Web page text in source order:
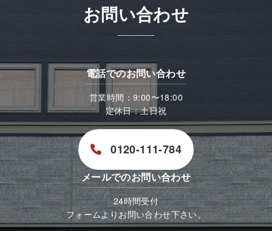
お問い合わせ
電話でのお問い合わせ
営業時間：9:00〜18:00
定休日：土日祝
0120-111-784
メールでのお問い合わせ
24時間受付
フォームよりお問い合わせ下さい。